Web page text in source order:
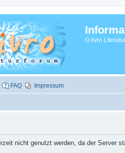
O livro
FAQ Impressum
nicht genutzt werden, da der Server